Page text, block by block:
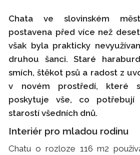
Chata ve slovinském
postavena před více než
však byla prakticky
druhou šanci. Staré
smích, štěkot psů a radost z
v novém prostředí, které
poskytuje vše, co
starostí všedních dnů.
Interiér pro mladou rodinu
Chatu o rozloze 116 m2